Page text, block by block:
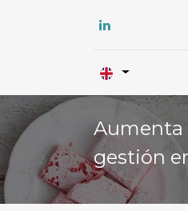
Aumenta
gestión